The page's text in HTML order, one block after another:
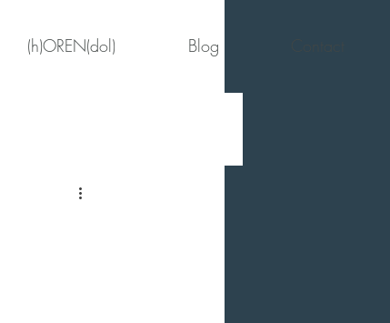
(h)OREN(dol) Blog